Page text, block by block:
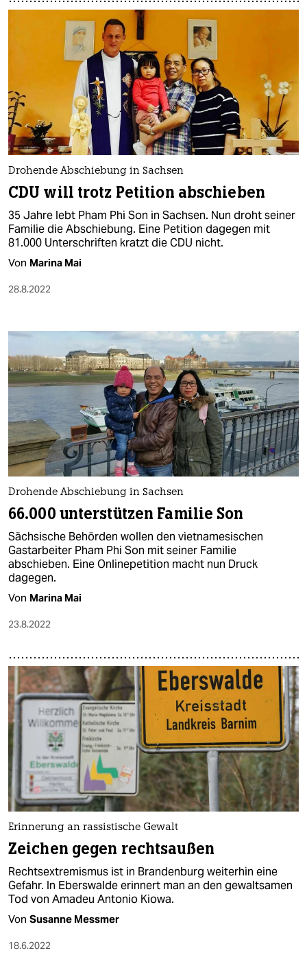
Drohende Abschiebung in Sachsen
CDU will trotz Petition abschieben
35 Jahre lebt Pham Phi Son in Sachsen. Nun droht seiner
Familie die Abschiebung. Eine Petition dagegen mit
81.000 Unterschriften kratzt die CDU nicht.
Von Marina Mai
28.8.2022
Drohende Abschiebung in Sachsen
66.000 unterstützen Familie Son
Sächsische Behörden wollen den vietnamesischen
Gastarbeiter Pham Phi Son mit seiner Familie
abschieben. Eine Onlinepetition macht nun Druck
dagegen.
Von Marina Mai
23.8.2022
Erinnerung an rassistische Gewalt
Zeichen gegen rechtsaußen
Rechtsextremismus ist in Brandenburg weiterhin eine
Gefahr. In Eberswalde erinnert man an den gewaltsamen
Tod von Amadeu Antonio Kiowa.
Von Susanne Messmer
18.6.2022